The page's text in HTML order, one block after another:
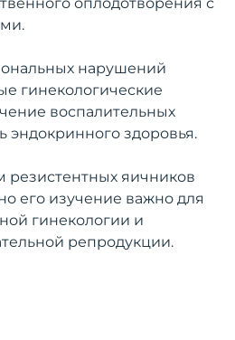
нарушений
гинекологические
воспалительных
эндокринного здоровья.
резистентных яичников
его изучение важно для
гинекологии и
репродукции.